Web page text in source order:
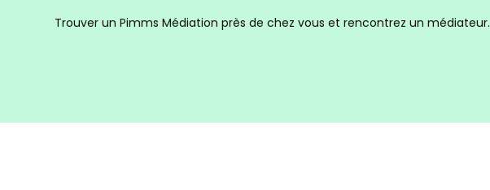
Trouver un Pimms Médiation près de chez vous et rencontrez un médiateur.